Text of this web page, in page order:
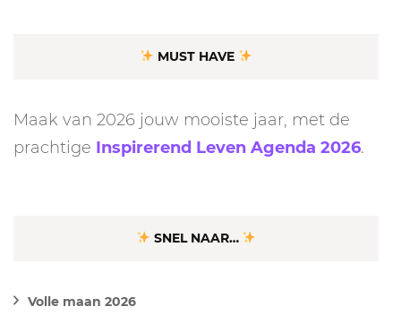
MUST HAVE
Maak van 2026 jouw mooiste jaar, met de
prachtige Inspirerend Leven Agenda 2026.
SNEL NAAR…
Volle maan 2026